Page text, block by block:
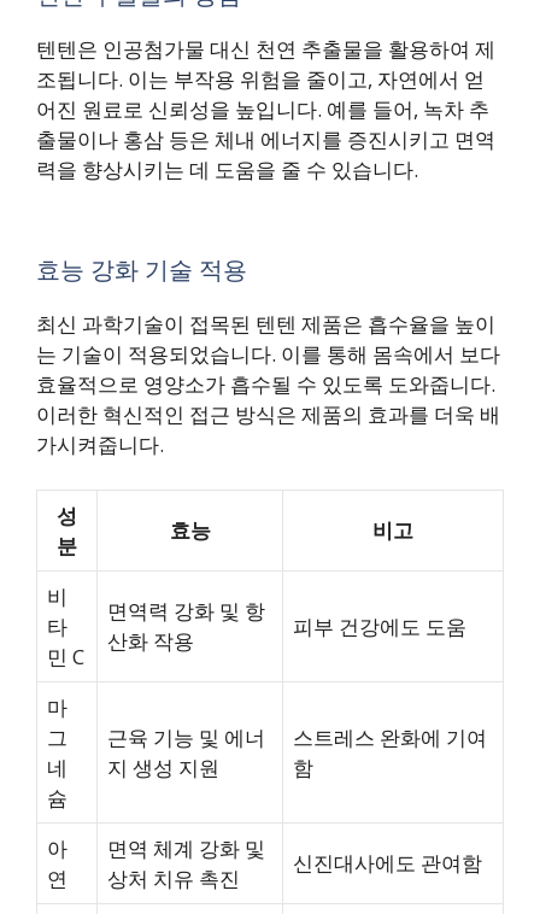
텐텐은 인공첨가물 대신 천연 추출물을 활용하여 제
조됩니다. 이는 부작용 위험을 줄이고, 자연에서 얻
어진 원료로 신뢰성을 높입니다. 예를 들어, 녹차 추
출물이나 홍삼 등은 체내 에너지를 증진시키고 면역
력을 향상시키는 데 도움을 줄 수 있습니다.
효능 강화 기술 적용
최신 과학기술이 접목된 텐텐 제품은 흡수율을 높이
는 기술이 적용되었습니다. 이를 통해 몸속에서 보다
효율적으로 영양소가 흡수될 수 있도록 도와줍니다.
이러한 혁신적인 접근 방식은 제품의 효과를 더욱 배
가시켜줍니다.
성
분
효능 비고
비
타
민 C
면역력 강화 및 항
산화 작용
피부 건강에도 도움
마
그
네
슘
근육 기능 및 에너
지 생성 지원
스트레스 완화에 기여
함
아
연
면역 체계 강화 및
상처 치유 촉진
신진대사에도 관여함